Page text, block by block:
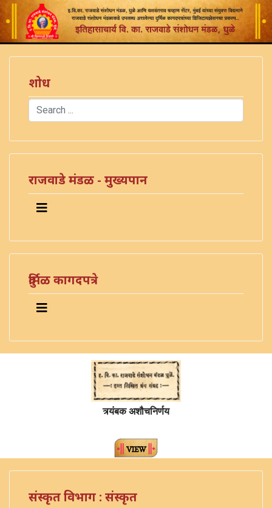
शोध
Search
राजवाडे मंडळ - मुख्यपान
दुर्मिळ कागदपत्रे
त्र्यंबक अशौचनिर्णय
संस्कृत विभाग : संस्कृत